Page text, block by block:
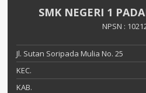
SMK NEGERI 1
NPSN :
Jl. Sutan Soripada Mulia No. 25
KEC.
KAB.